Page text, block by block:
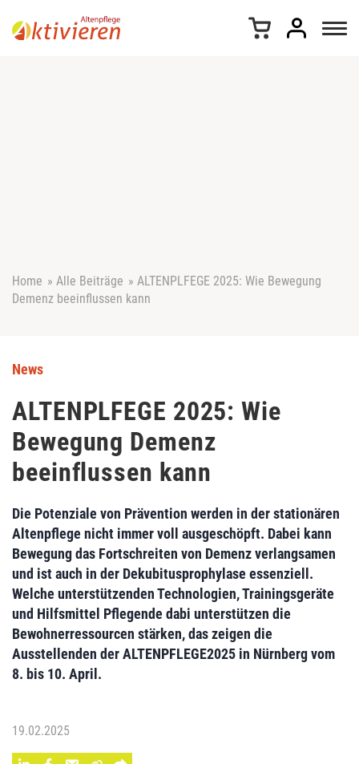
Home » Alle Beiträge » ALTENPLFEGE 2025: Wie Bewegung
Demenz beeinflussen kann
News
ALTENPLFEGE 2025: Wie
Bewegung Demenz
beeinflussen kann
Die Potenziale von Prävention werden in der stationären
Altenpflege nicht immer voll ausgeschöpft. Dabei kann
Bewegung das Fortschreiten von Demenz verlangsamen
und ist auch in der Dekubitusprophylase essenziell.
Welche unterstützenden Technologien, Trainingsgeräte
und Hilfsmittel Pflegende dabi unterstützen die
Bewohnerressourcen stärken, das zeigen die
Ausstellenden der ALTENPFLEGE2025 in Nürnberg vom
8. bis 10. April.
19.02.2025